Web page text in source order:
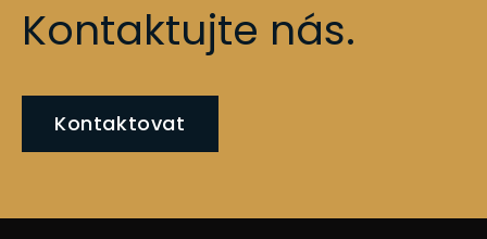
Kontaktujte nás.
Kontaktovat